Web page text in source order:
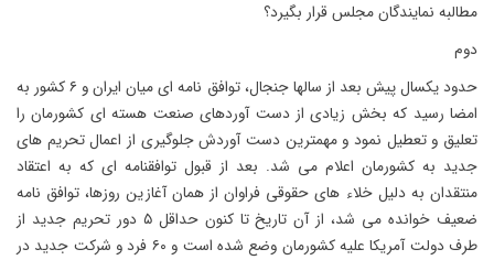
مطالبه نمایندگان مجلس قرار بگیرد؟
دوم
حدود یکسال پیش بعد از سالها جنجال، توافق نامه ای میان ایران و ۶ کشور به
امضا رسید که بخش زیادی از دست آوردهای صنعت هسته ای کشورمان را
تعلیق و تعطیل نمود و مهمترین دست آوردش جلوگیری از اعمال تحریم های
جدید به کشورمان اعلام می شد. بعد از قبول توافقنامه ای که به اعتقاد
منتقدان به دلیل خلاء های حقوقی فراوان از همان آغازین روزها، توافق نامه
ضعیف خوانده می شد، از آن تاریخ تا کنون حداقل ۵ دور تحریم جدید از
طرف دولت آمریکا علیه کشورمان وضع شده است و ۶۰ فرد و شرکت جدید در